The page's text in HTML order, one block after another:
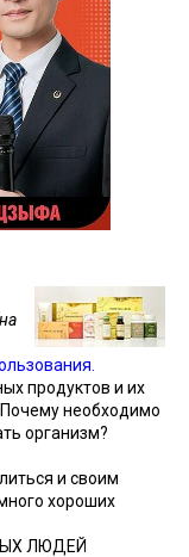
продуктов и их
необходимо
организм?
и своим
хороших
ЛЮДЕЙ